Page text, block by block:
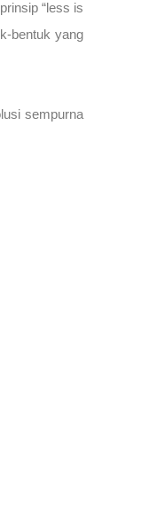
“less is
bentuk yang
sempurna